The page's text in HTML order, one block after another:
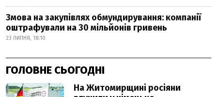
Змова на закупівлях обмундирування: компанії
оштрафували на 30 мільйонів гривень
23 ЛИПНЯ, 18:10
ГОЛОВНЕ СЬОГОДНІ
На Житомирщині росіяни